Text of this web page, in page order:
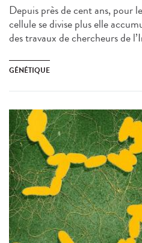
Depuis près de cent ans, pour
cellule se divise plus elle
des travaux de chercheurs de
GÉNÉTIQUE